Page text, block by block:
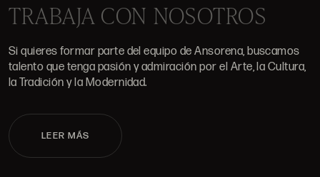
TRABAJA CON NOSOTROS
Si quieres formar parte del equipo de Ansorena, buscamos
talento que tenga pasión y admiración por el Arte, la Cultura,
la Tradición y la Modernidad.
LEER MÁS